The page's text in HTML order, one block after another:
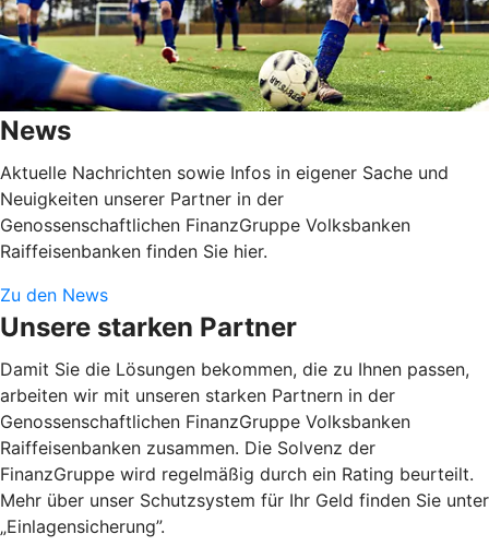
News
Aktuelle Nachrichten sowie Infos in eigener Sache und
Neuigkeiten unserer Partner in der
Genossenschaftlichen FinanzGruppe Volksbanken
Raiffeisenbanken finden Sie hier.
Zu den News
Unsere starken Partner
Damit Sie die Lösungen bekommen, die zu Ihnen passen,
arbeiten wir mit unseren starken Partnern in der
Genossenschaftlichen FinanzGruppe Volksbanken
Raiffeisenbanken zusammen. Die Solvenz der
FinanzGruppe wird regelmäßig durch ein Rating beurteilt.
Mehr über unser Schutzsystem für Ihr Geld finden Sie unter
„Einlagensicherung”.